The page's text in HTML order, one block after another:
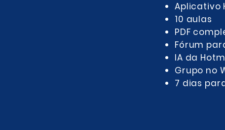
Aplicativo
10 aulas​
PDF
Fórum
IA da
Grupo no
7 dias